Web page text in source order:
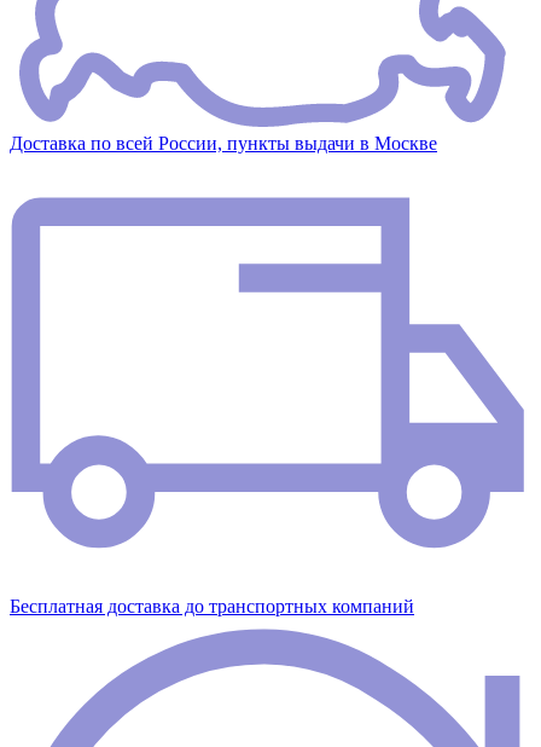
Доставка по всей России, пункты выдачи в Москве
Бесплатная доставка до транспортных компаний